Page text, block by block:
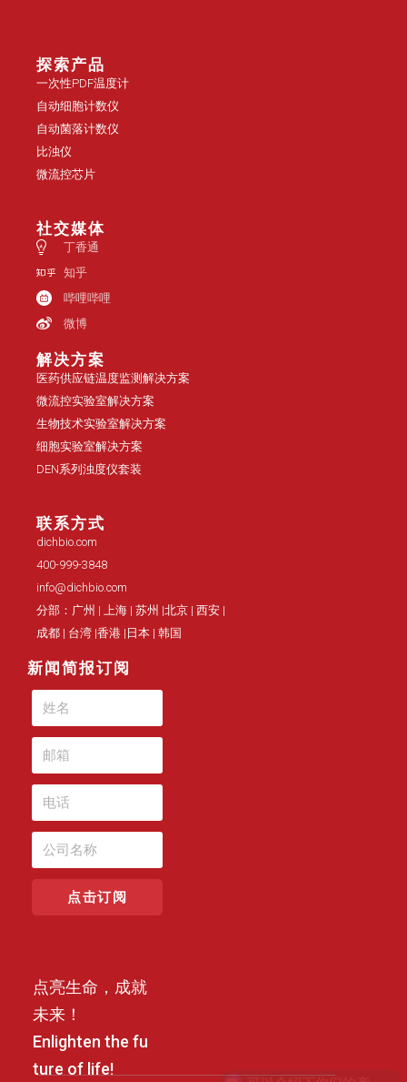
探索产品
一次性PDF温度计
自动细胞计数仪
自动菌落计数仪
比浊仪
微流控芯片
社交媒体
丁香通
知乎
哔哩哔哩
微博
解决方案
医药供应链温度监测解决方案
微流控实验室解决方案
生物技术实验室解决方案
细胞实验室解决方案
DEN系列浊度仪套装
联系方式
dichbio.com
400-999-3848
info@dichbio.com
分部：广州 | 上海 | 苏州 |北京 | 西安 |
成都 | 台湾 |香港 |日本 | 韩国
新闻简报订阅
点击订阅
点亮生命，成就
未来！
Enlighten the fu
ture of life!